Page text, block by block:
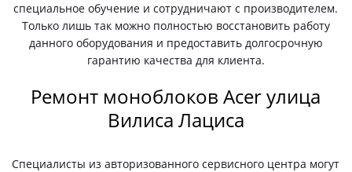
специальное обучение и сотрудничают с производителем.
Только лишь так можно полностью восстановить работу
данного оборудования и предоставить долгосрочную
гарантию качества для клиента.
Ремонт моноблоков Acer улица
Вилиса Лациса
Специалисты из авторизованного сервисного центра могут